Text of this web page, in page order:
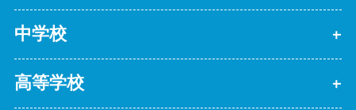
中学校
高等学校